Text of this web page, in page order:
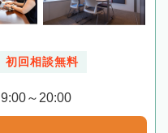
初回相談無料
9:00～20:00